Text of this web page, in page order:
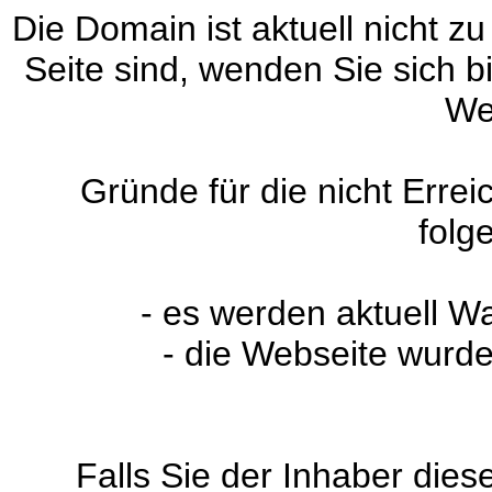
Die Domain ist aktuell nicht
Seite sind, wenden Sie sich
Gründe für die nicht
- es werden aktuell
- die Webseite
Falls Sie der Inhaber